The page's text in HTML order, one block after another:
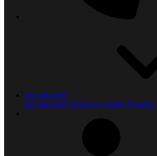
Jak nakoupit?
Jak nakoupit? Doprava a platba Poradna